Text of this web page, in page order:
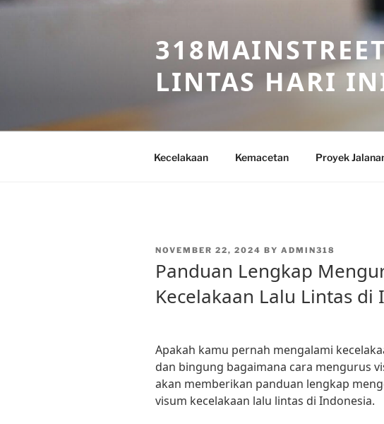
Skip
LINTAS HARI
Kecelakaan Kemacetan Proyek
POSTED
NOVEMBER 22, 2024 BY ADMIN318
Panduan Lengkap
Kecelakaan Lalu Lintas di
Apakah kamu pernah mengalami
dan bingung bagaimana cara mengurus
akan memberikan panduan lengkap
visum kecelakaan lalu lintas di Indonesia.